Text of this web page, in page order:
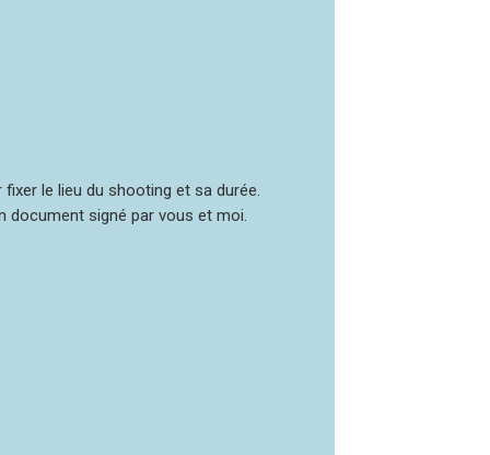
le lieu du shooting et sa durée.
document signé par vous et moi.